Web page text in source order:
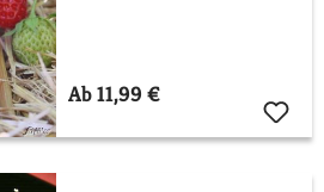
Ab 11,99 €